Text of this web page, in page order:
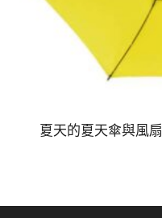
夏天的夏天傘與風扇